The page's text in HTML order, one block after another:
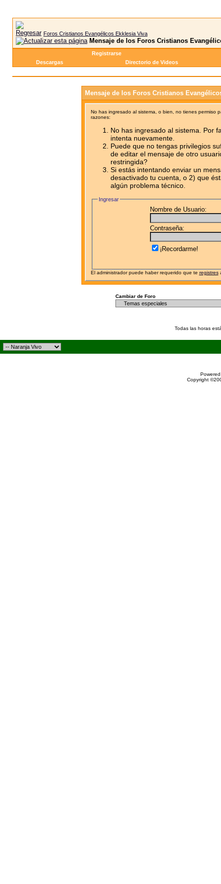
Foros Cristianos Evangélicos Ekklesia Viva
Mensaje de los Foros Cristianos
Registrarse
Descargas
Directorio de Videos
Mensaje de los Foros Cristianos
No has ingresado al sistema, o bien, no tienes permiso
razones:
No has ingresado al sistema. Por
intenta nuevamente.
Puede que no tengas privilegios
de editar el mensaje de otro
restringida?
Si estás intentando enviar un
desactivado tu cuenta, o 2) que
algún problema técnico.
Ingresar
Nombre de Usuario:
Contraseña:
¡Recordarme!
El administrador puede haber requerido que te registres
Cambiar de Foro
Todas las horas
Copyright